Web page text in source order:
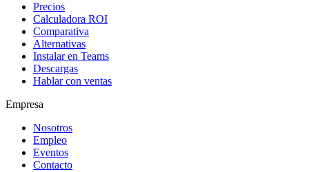
Precios
Calculadora ROI
Comparativa
Alternativas
Instalar en Teams
Descargas
Hablar con ventas
Empresa
Nosotros
Empleo
Eventos
Contacto